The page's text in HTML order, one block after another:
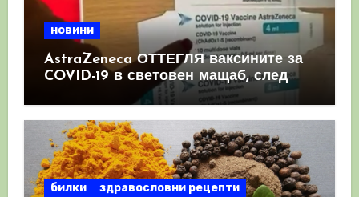
новини
AstraZeneca ОТТЕГЛЯ ваксините за
COVID-19 в световен мащаб, след
като призна, че те причиняват
КРЪВНИ съсиреци
билки
здравословни рецепти